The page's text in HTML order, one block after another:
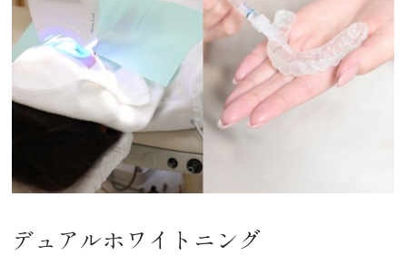
デュアルホワイトニング